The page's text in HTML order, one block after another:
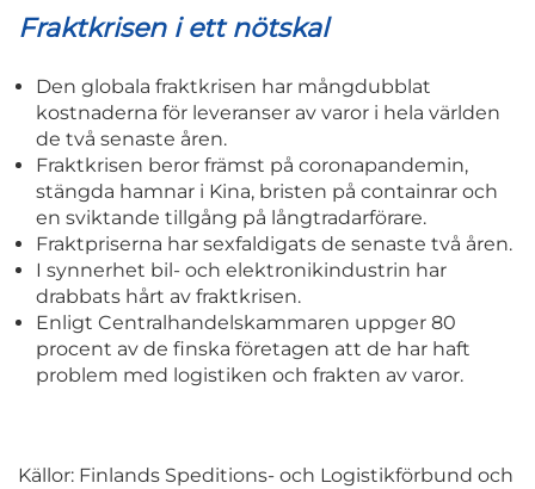
Fraktkrisen i ett nötskal
Den globala fraktkrisen har mångdubblat
kostnaderna för leveranser av varor i hela världen
de två senaste åren.
Fraktkrisen beror främst på coronapandemin,
stängda hamnar i Kina, bristen på containrar och
en sviktande tillgång på långtradarförare.
Fraktpriserna har sexfaldigats de senaste två åren.
I synnerhet bil- och elektronikindustrin har
drabbats hårt av fraktkrisen.
Enligt Centralhandelskammaren uppger 80
procent av de finska företagen att de har haft
problem med logistiken och frakten av varor.
Källor: Finlands Speditions- och Logistikförbund och